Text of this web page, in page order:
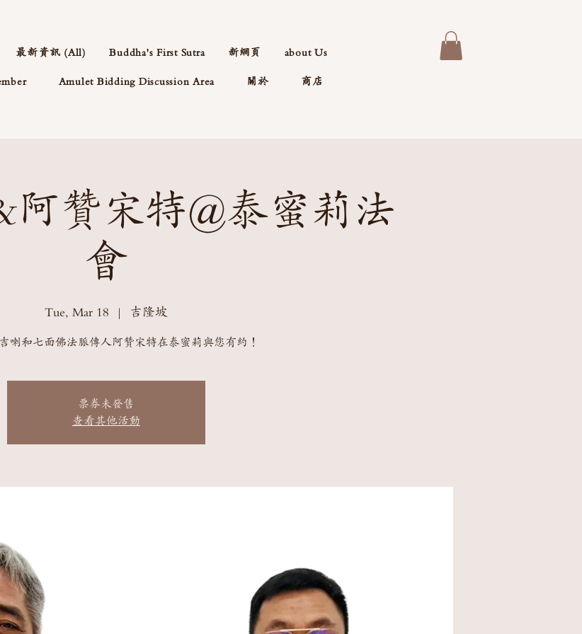
最新資訊 (All) Buddha's First Sutra 新網頁 about Us
Amulet Bidding Discussion Area 關於 商店
阿贊宋特@泰蜜莉法
會
Tue, Mar 18
  |
吉隆坡
喇和七面佛法脈傳人阿贊宋特在泰蜜莉與您有約！
票券未發售
查看其他活動